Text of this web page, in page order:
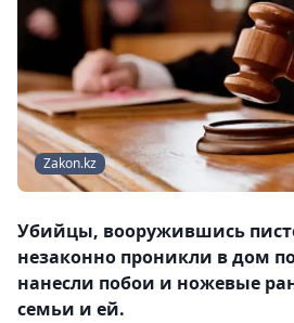
Zakon.kz
Убийцы, вооружившись
незаконно проникли в дом
нанесли побои и ножевые
семьи и ей.